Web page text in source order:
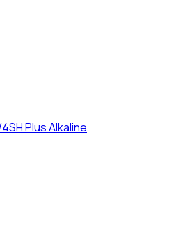
Plus Alkaline